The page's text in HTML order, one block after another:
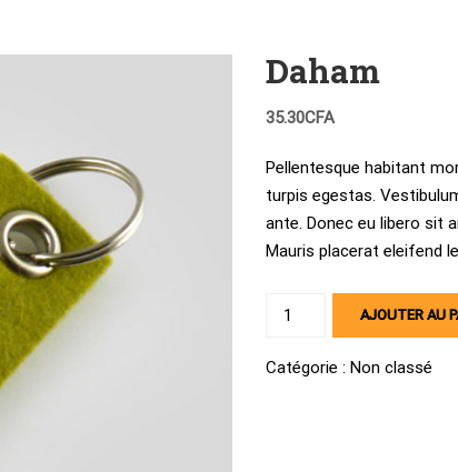
Daham
35.30CFA
Pellentesque habitant
turpis egestas.
ante. Donec eu libero sit
Mauris placerat eleifend
quantité
Daham
AJOUTER AU
Catégorie : Non classé